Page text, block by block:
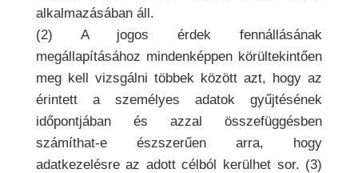
alkalmazásában áll.
(2) A jogos érdek fennállásának
megállapításához mindenképpen körültekintően
meg kell vizsgálni többek között azt, hogy az
érintett a személyes adatok gyűjtésének
időpontjában és azzal összefüggésben
számíthat-e észszerűen arra, hogy
adatkezelésre az adott célból kerülhet sor. (3)